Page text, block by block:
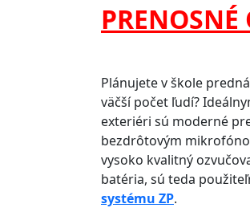
PRENOSNÉ
Plánujete v škole
väčší počet ľudí?
exteriéri sú moderné
bezdrôtovým
vysoko kvalitný
batéria, sú teda
systému ZP.